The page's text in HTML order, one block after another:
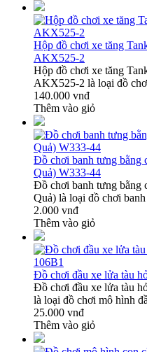
Hộp đồ chơi xe tăng
AKX525-2
Hộp đồ chơi xe tăng
AKX525-2 là loại đồ
140.000 vnđ
Thêm vào giỏ
Đồ chơi banh tưng bằng
Quả) W333-44
Đồ chơi banh tưng bằng
Quả) là loại đồ chơi
2.000 vnđ
Thêm vào giỏ
Đồ chơi đầu xe lửa tàu
Đồ chơi đầu xe lửa tàu
là loại đồ chơi mô hình
25.000 vnđ
Thêm vào giỏ